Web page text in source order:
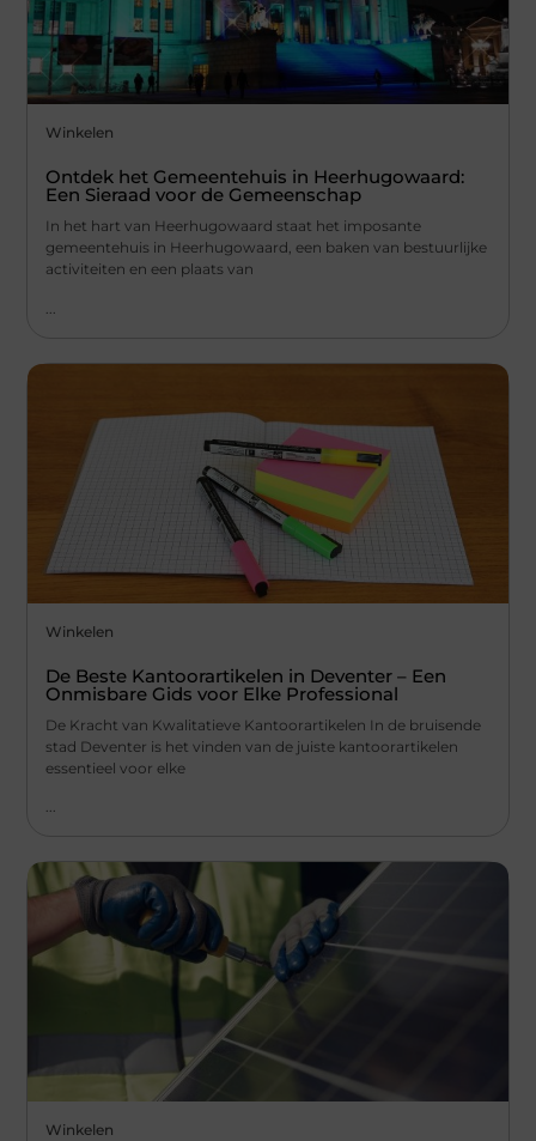
Winkelen
Ontdek het Gemeentehuis in Heerhugowaard:
Een Sieraad voor de Gemeenschap
In het hart van Heerhugowaard staat het imposante
gemeentehuis in Heerhugowaard, een baken van bestuurlijke
activiteiten en een plaats van
Winkelen
De Beste Kantoorartikelen in Deventer – Een
Onmisbare Gids voor Elke Professional
De Kracht van Kwalitatieve Kantoorartikelen In de bruisende
stad Deventer is het vinden van de juiste kantoorartikelen
essentieel voor elke
...
Winkelen